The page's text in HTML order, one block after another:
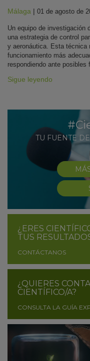
Málaga | 01 de agosto de
Un equipo de investigación
una estrategia de control
y aeronáutica. Esta técnica
funcionamiento más
respondiendo ante posibles
Sigue leyendo
TU FUENTE
¿ERES
TUS
CONTÁCTANOS
¿QUIERES
CIENTÍFICO/A?
CONSULTA LA GUÍA